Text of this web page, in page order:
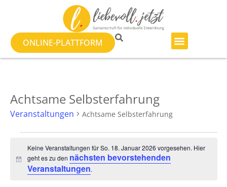
ONLINE-PLATTFORM
Achtsame Selbsterfahrung
Veranstaltungen Achtsame Selbsterfahrung
Hinweis
Keine Veranstaltungen für So. 18. Januar 2026 vorgesehen. Hier
geht es zu den nächsten bevorstehenden
Veranstaltungen.